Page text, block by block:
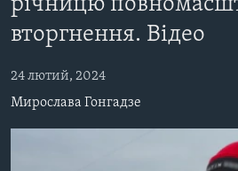
меню
сторінки
до
Пошуку
УКРАЇНА
ВІЙНА - ЦЕ ОСОБИСТЕ
УКРАЇНЦІ У СВІТІ
ПОЛІТИКА В США
АДМІНІСТРАЦІЯ ПРЕЗИДЕНТА
ДНІВ
УКРАЇНЦІ В АМЕРИЦІ
УКРАЇНА
річницю
вторгнення. Відео
24 лютий, 2024
Мирослава Гонгадзе